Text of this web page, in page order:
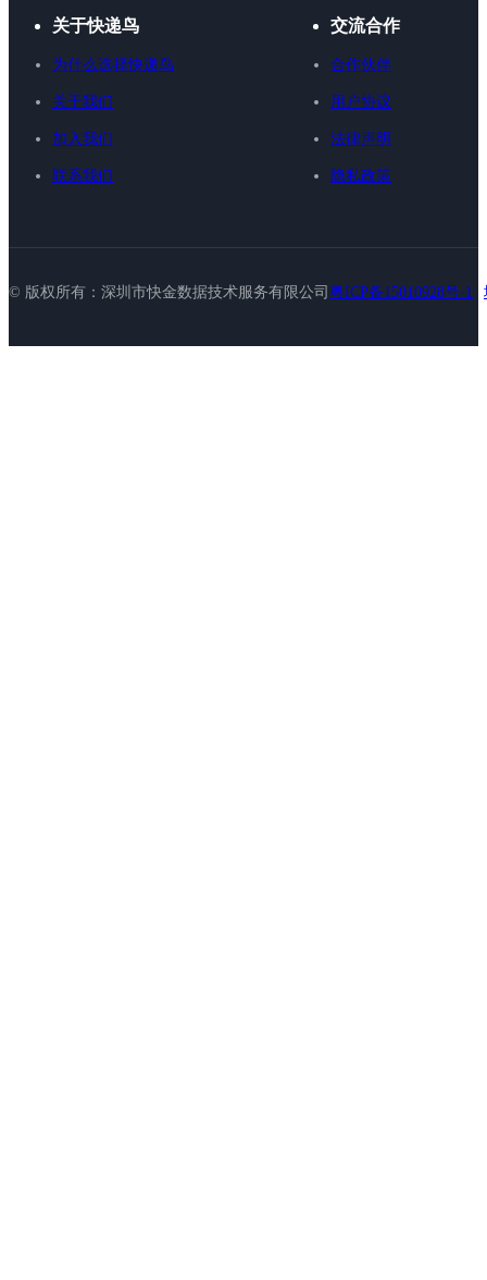
关于快递鸟
为什么选择快递鸟
关于我们
加入我们
联系我们
交流合作
合作伙伴
用户协议
法律声明
隐私政策
© 版权所有：深圳市快金数据技术服务有限公司 粤ICP备15010928号-1